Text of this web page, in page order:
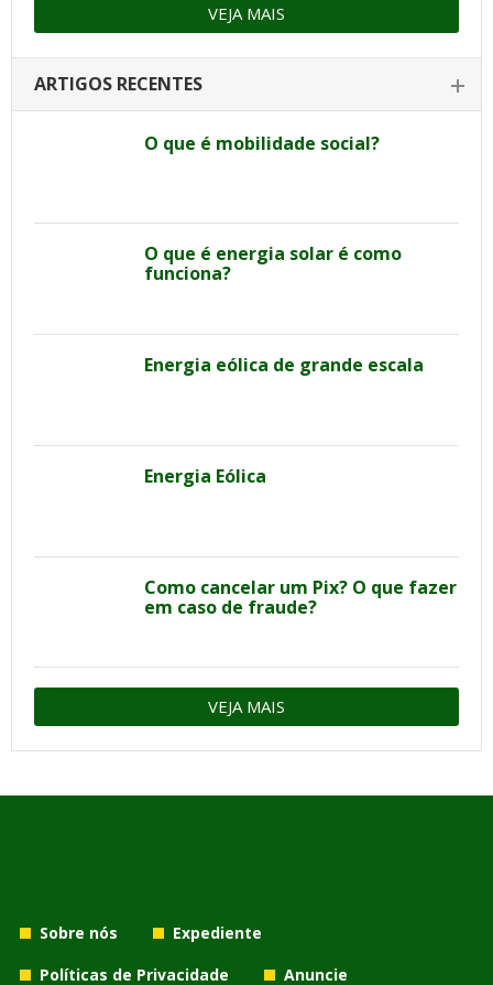
VEJA MAIS
ARTIGOS RECENTES
O que é mobilidade social?
O que é energia solar é como
funciona?
Energia eólica de grande escala
Energia Eólica
Como cancelar um Pix? O que fazer
em caso de fraude?
VEJA MAIS
Sobre nós
Expediente
Políticas de Privacidade
Anuncie